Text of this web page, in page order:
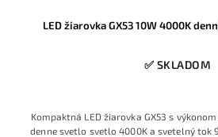
LED žiarovka GX53 10W 4000K
✅ SKLADOM
Kompaktná LED žiarovka GX53 s
denne svetlo svetlo 4000K a svetelný tok